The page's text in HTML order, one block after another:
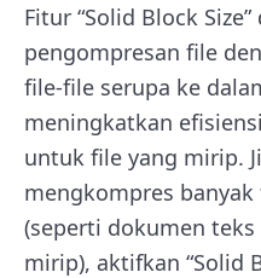
Fitur “Solid Block
pengompresan file
file-file serupa ke
meningkatkan
untuk file yang mirip.
mengkompres
(seperti dokumen
mirip), aktifkan “Solid